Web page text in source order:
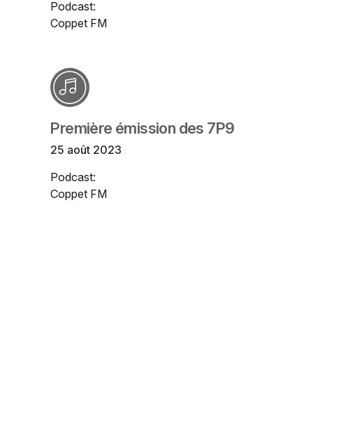
Podcast:
Coppet FM
Première émission des 7P9
25 août 2023
Podcast:
Coppet FM